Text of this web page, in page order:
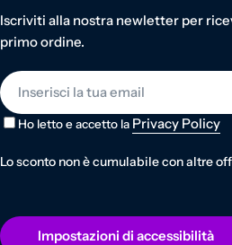
Iscriviti alla nostra newletter per
primo ordine.
E-mail
Ho letto e accetto la Privacy Policy
Lo sconto non è cumulabile con altre
Impostazioni di accessibilità